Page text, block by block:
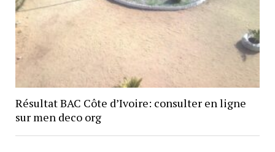
Résultat BAC Côte d’Ivoire: consulter en ligne
sur men deco org